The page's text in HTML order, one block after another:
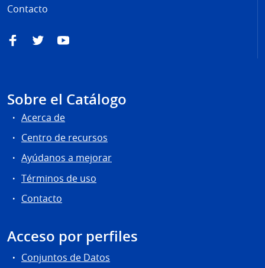
Contacto
FacebookTwitterYouTube
Sobre el Catálogo
Acerca de
Centro de recursos
Ayúdanos a mejorar
Términos de uso
Contacto
Acceso por perfiles
Conjuntos de Datos